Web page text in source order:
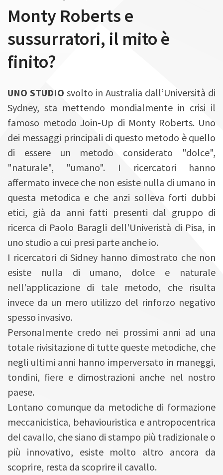
n
Monty Roberts e
sussurratori, il mito è
finito?
UNO STUDIO svolto in Australia dall’Università di
Sydney, sta mettendo mondialmente in crisi il
famoso metodo Join-Up di Monty Roberts. Uno
dei messaggi principali di questo metodo è quello
di essere un metodo considerato "dolce",
"naturale", "umano". I ricercatori hanno
affermato invece che non esiste nulla di umano in
questa metodica e che anzi solleva forti dubbi
etici, già da anni fatti presenti dal gruppo di
ricerca di Paolo Baragli dell'Univeristà di Pisa, in
uno studio a cui presi parte anche io.
I ricercatori di Sidney hanno dimostrato che non
esiste nulla di umano, dolce e naturale
nell'applicazione di tale metodo, che risulta
invece da un mero utilizzo del rinforzo negativo
spesso invasivo.
Personalmente credo nei prossimi anni ad una
totale rivisitazione di tutte queste metodiche, che
negli ultimi anni hanno imperversato in maneggi,
tondini, fiere e dimostrazioni anche nel nostro
paese.
Lontano comunque da metodiche di formazione
meccanicistica, behaviouristica e antropocentrica
del cavallo, che siano di stampo più tradizionale o
più innovativo, esiste molto altro ancora da
scoprire, resta da scoprire il cavallo.